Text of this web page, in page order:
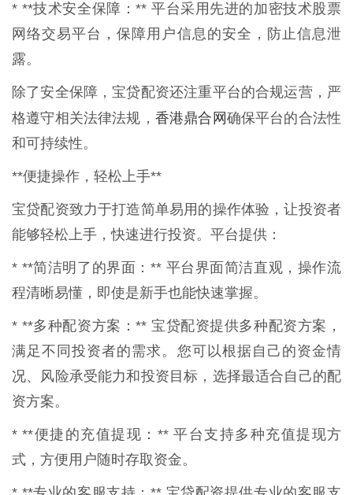
* **技术安全保障：** 平台采用先进的加密技术股票
网络交易平台，保障用户信息的安全，防止信息泄
露。
除了安全保障，宝贷配资还注重平台的合规运营，严
格遵守相关法律法规， 香港鼎合网确保平台的合法性
和可持续性。
**便捷操作，轻松上手**
宝贷配资致力于打造简单易用的操作体验，让投资者
能够轻松上手，快速进行投资。平台提供：
* **简洁明了的界面：** 平台界面简洁直观，操作流
程清晰易懂，即使是新手也能快速掌握。
* **多种配资方案：** 宝贷配资提供多种配资方案，
满足不同投资者的需求。您可以根据自己的资金情
况、风险承受能力和投资目标，选择最适合自己的配
资方案。
* **便捷的充值提现：** 平台支持多种充值提现方
式，方便用户随时存取资金。